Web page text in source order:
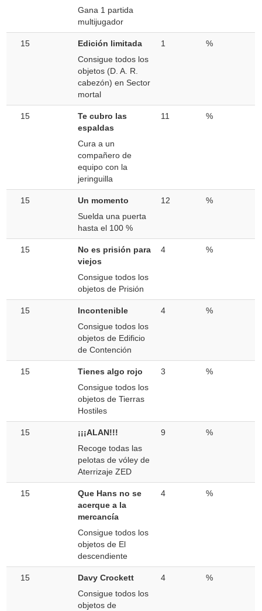
Gana 1 partida
multijugador
15
Edición limitada
Consigue todos los
objetos (D. A. R.
cabezón) en Sector
mortal
1 %
15
Te cubro las
espaldas
Cura a un
compañero de
equipo con la
jeringuilla
11 %
15
Un momento
Suelda una puerta
hasta el 100 %
12 %
15
No es prisión para
viejos
Consigue todos los
objetos de Prisión
4 %
15
Incontenible
Consigue todos los
objetos de Edificio
de Contención
4 %
15
Tienes algo rojo
Consigue todos los
objetos de Tierras
Hostiles
3 %
15
¡¡¡ALAN!!!
Recoge todas las
pelotas de vóley de
Aterrizaje ZED
9 %
15
Que Hans no se
acerque a la
mercancía
Consigue todos los
objetos de El
descendiente
4 %
15
Davy Crockett
Consigue todos los
objetos de
4 %